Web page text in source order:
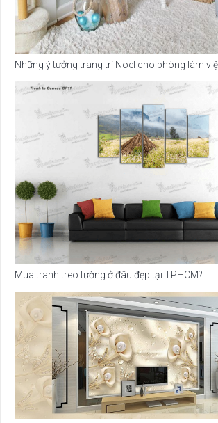
Những ý tưởng trang trí Noel cho phòng làm
Mua tranh treo tường ở đâu đẹp tại TPHCM?